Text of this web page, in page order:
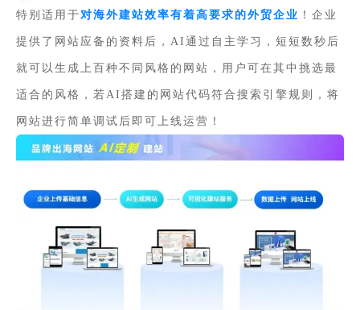
特别适用于对海外建站效率有着高要求的外贸企业 ！企业
提供了网站应备的资料后，AI通过自主学习，短短数秒后
就可以生成上百种不同风格的网站，用户可在其中挑选最
适合的风格，若AI搭建的网站代码符合搜索引擎规则，将
网站进行简单调试后即可上线运营！